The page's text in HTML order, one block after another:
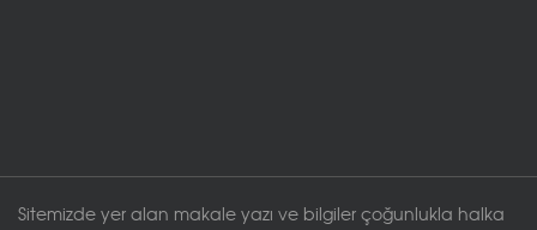
Sitemizde yer alan makale yazı ve bilgiler çoğunlukla halka